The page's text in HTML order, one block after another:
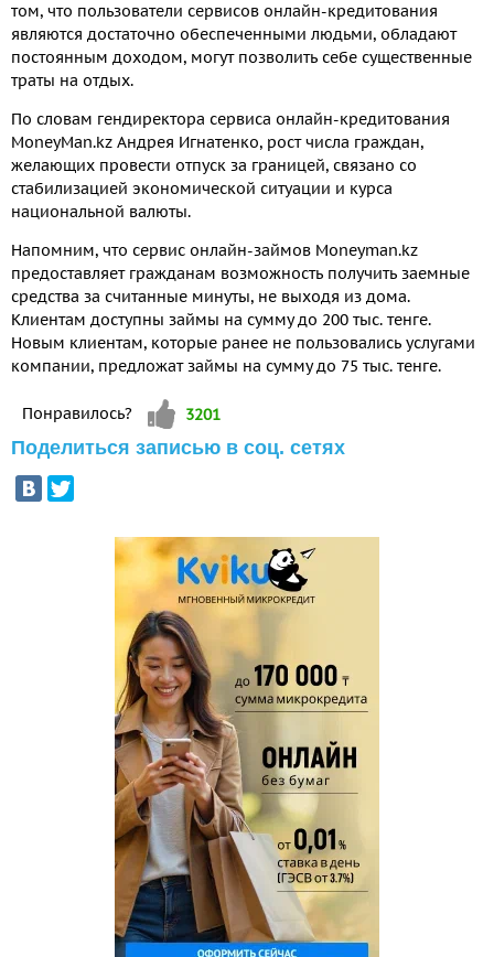
том, что пользователи сервисов онлайн-кредитования
являются достаточно обеспеченными людьми, обладают
постоянным доходом, могут позволить себе существенные
траты на отдых.
По словам гендиректора сервиса онлайн-кредитования
MoneyMan.kz Андрея Игнатенко, рост числа граждан,
желающих провести отпуск за границей, связано со
стабилизацией экономической ситуации и курса
национальной валюты.
Напомним, что сервис онлайн-займов Moneyman.kz
предоставляет гражданам возможность получить заемные
средства за считанные минуты, не выходя из дома.
Клиентам доступны займы на сумму до 200 тыс. тенге.
Новым клиентам, которые ранее не пользовались услугами
компании, предложат займы на сумму до 75 тыс. тенге.
Понравилось? Vote up!
3201
Поделиться записью в соц. сетях